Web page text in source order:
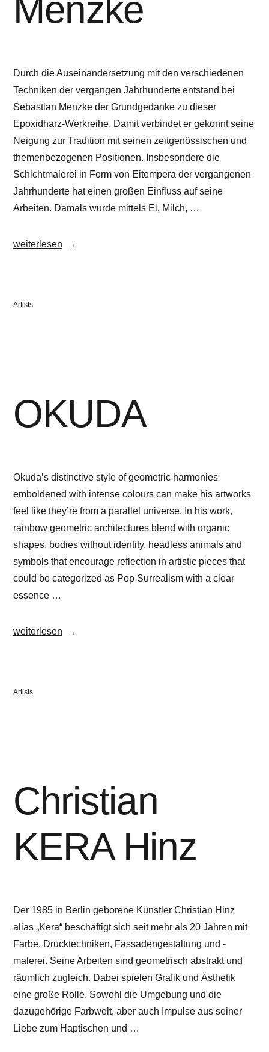
Menzke
Durch die Auseinandersetzung mit den verschiedenen
Techniken der vergangen Jahrhunderte entstand bei
Sebastian Menzke der Grundgedanke zu dieser
Epoxidharz-Werkreihe. Damit verbindet er gekonnt seine
Neigung zur Tradition mit seinen zeitgenössischen und
themenbezogenen Positionen. Insbesondere die
Schichtmalerei in Form von Eitempera der vergangenen
Jahrhunderte hat einen großen Einfluss auf seine
Arbeiten. Damals wurde mittels Ei, Milch, …
„Sebastian
weiterlesen
Veröffentlicht
Artists
OKUDA
Okuda’s distinctive style of geometric harmonies
emboldened with intense colours can make his artworks
feel like they’re from a parallel universe. In his work,
rainbow geometric architectures blend with organic
shapes, bodies without identity, headless animals and
symbols that encourage reflection in artistic pieces that
could be categorized as Pop Surrealism with a clear
essence …
„OKUDA“
weiterlesen
Veröffentlicht
Artists
Christian
KERA Hinz
Der 1985 in Berlin geborene Künstler Christian Hinz
alias „Kera“ beschäftigt sich seit mehr als 20 Jahren mit
Farbe, Drucktechniken, Fassadengestaltung und -
malerei. Seine Arbeiten sind geometrisch abstrakt und
räumlich zugleich. Dabei spielen Grafik und Ästhetik
eine große Rolle. Sowohl die Umgebung und die
dazugehörige Farbwelt, aber auch Impulse aus seiner
Liebe zum Haptischen und …